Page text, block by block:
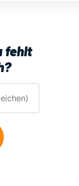
fehlt